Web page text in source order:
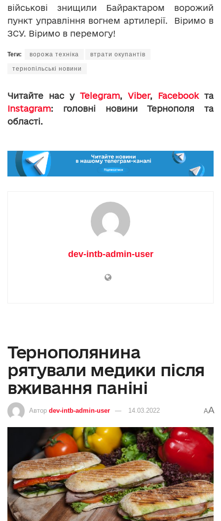
військові знищили Байрактаром ворожий
пункт управління вогнем артилерії. Віримо в
ЗСУ. Віримо в перемогу!
Теги: ворожа техніка втрати окупантів
тернопільські новини
Читайте нас у Telegram, Viber, Facebookта
Instagram: головні новини Тернополя та
області.
dev-intb-admin-user
Тернополянина
рятували медики після
вживання паніні
Автор dev-intb-admin-user 14.03.2022 AA